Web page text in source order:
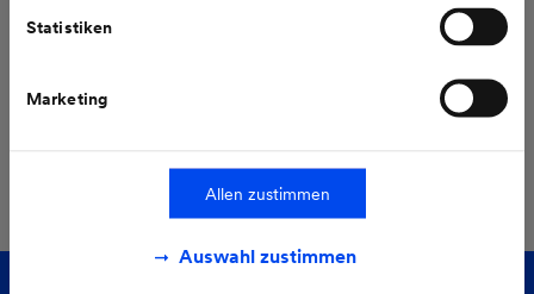
Statistiken
Marketing
Allen zustimmen
Auswahl zustimmen